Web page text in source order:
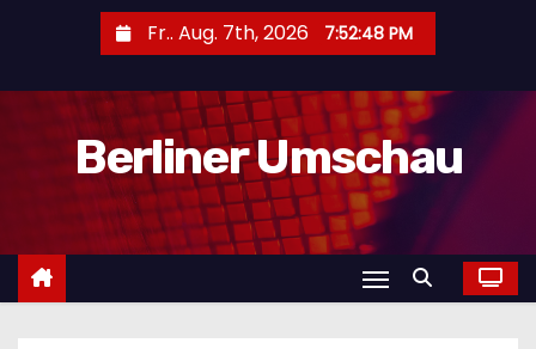
l
Fr.. Aug. 7th, 2026 7:52:49 PM
Berliner Umschau